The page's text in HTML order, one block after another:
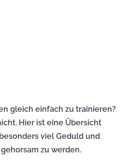
gleich einfach zu trainieren?
Hier ist eine Übersicht
viel Geduld und
zu werden.